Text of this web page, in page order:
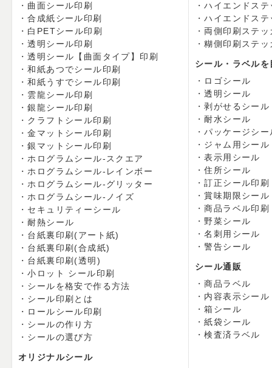
曲面シール印刷
合成紙シール印刷
白PETシール印刷
透明シール印刷
透明シール【曲面タイプ】印刷
和紙あつでシール印刷
和紙うすでシール印刷
雲龍シール印刷
銀龍シール印刷
クラフトシール印刷
金マットシール印刷
銀マットシール印刷
ホログラムシール-スクエア
ホログラムシール-レインボー
ホログラムシール-グリッター
ホログラムシール-ノイズ
セキュリティーシール
耐熱シール
台紙裏印刷(アート紙)
台紙裏印刷(合成紙)
台紙裏印刷(透明)
小ロット シール印刷
シールを格安で作る方法
シール印刷とは
ロールシール印刷
シールの作り方
シールの選び方
オリジナルシール
ハイエンドステ
ハイエンドス
両側印刷ステッ
糊側印刷ステッ
シール・ラベル
ロゴシール
透明シール
剥がせるシール
耐水シール
パッケージシー
ジャム用シール
表示用シール
住所シール
訂正シール印刷
賞味期限シール
商品ラベル印刷
野菜シール
名刺用シール
警告シール
シール通販
商品ラベル
内容表示シール
箱シール
紙袋シール
検査済ラベル